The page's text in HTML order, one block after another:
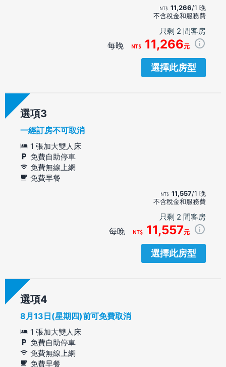
11,266/1 晚
不含稅金和服務費
只剩 2 間客房
每晚 11,266元
選擇此房型
選項
一經訂房不可取消
1 張加大雙人床
免費自助停車
免費無線上網
免費早餐
11,557/1 晚
不含稅金和服務費
只剩 2 間客房
每晚 11,557元
選擇此房型
選項
8月13日(星期四)前可免費取消
1 張加大雙人床
免費自助停車
免費無線上網
免費早餐